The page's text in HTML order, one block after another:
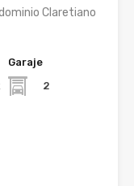
Claretiano
Garaje
2